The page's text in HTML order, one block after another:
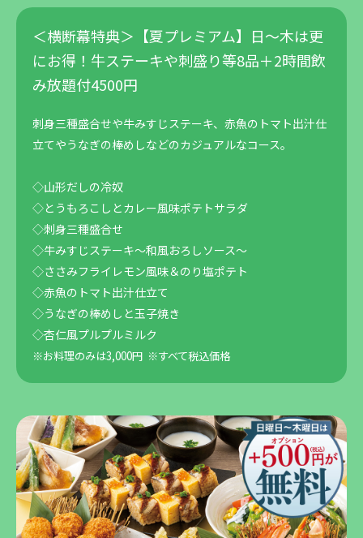
＜横断幕特典＞【夏プレミアム】日～木は更
にお得！牛ステーキや刺盛り等8品＋2時間飲
み放題付4500円
刺身三種盛合せや牛みすじステーキ、赤魚のトマト出汁仕
立てやうなぎの棒めしなどのカジュアルなコース。
◇山形だしの冷奴
◇とうもろこしとカレー風味ポテトサラダ
◇刺身三種盛合せ
◇牛みすじステーキ～和風おろしソース～
◇ささみフライレモン風味＆のり塩ポテト
◇赤魚のトマト出汁仕立て
◇うなぎの棒めしと玉子焼き
◇杏仁風プルプルミルク
※お料理のみは3,000円 ※すべて税込価格